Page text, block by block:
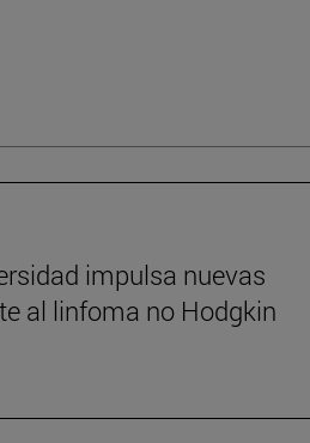
impulsa nuevas
al linfoma no Hodgkin